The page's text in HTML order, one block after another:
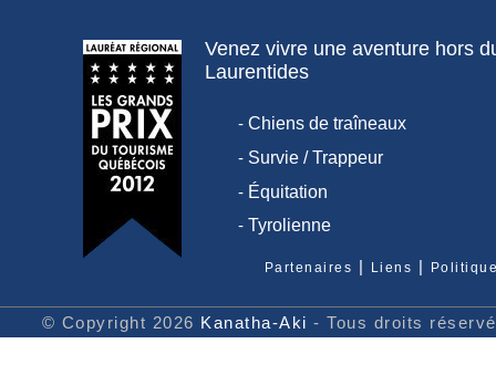
Venez vivre une aventure hors
Laurentides
- Chiens de traîneaux
- Survie / Trappeur
- Équitation
- Tyrolienne
Partenaires | Liens |
© Copyright 2026 Kanatha-Aki - Tous droits